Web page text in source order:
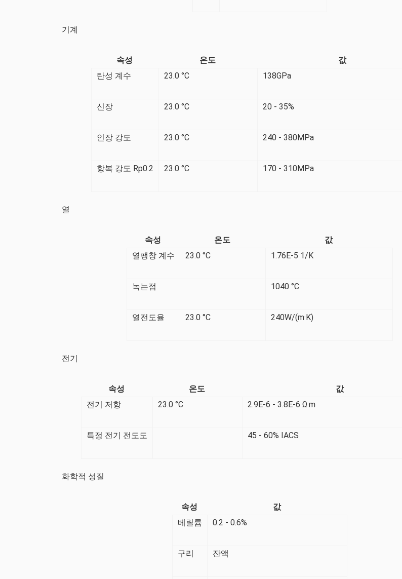
기계
속성 온도
값
탄성 계수
23.0 °C 138GPa
신장 23.0 °C 20 - 35%
인장 강도 23.0 °C 240 - 380MPa
항복 강도 Rp0.2 23.0 °C 170 - 310MPa
열
속성 온도
값
열팽창 계수
23.0 °C 1.76E-5 1/K
녹는점 1040 °C
열전도율 23.0 °C 240W/(m·K)
전기
속성 온도
값
전기 저항
23.0 °C 2.9E-6 - 3.8E-6 Ω·m
특정 전기 전도도 45 - 60% IACS
화학적 성질
속성
값
베릴륨
0.2 - 0.6%
구리 잔액